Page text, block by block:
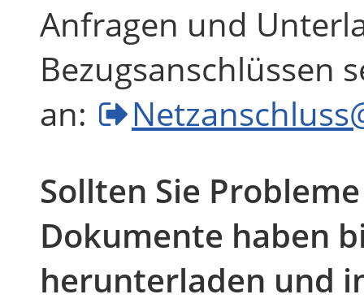
Anfragen und
Bezugsanschlüssen
an:
Sollten Sie
Dokumente haben
herunterladen und